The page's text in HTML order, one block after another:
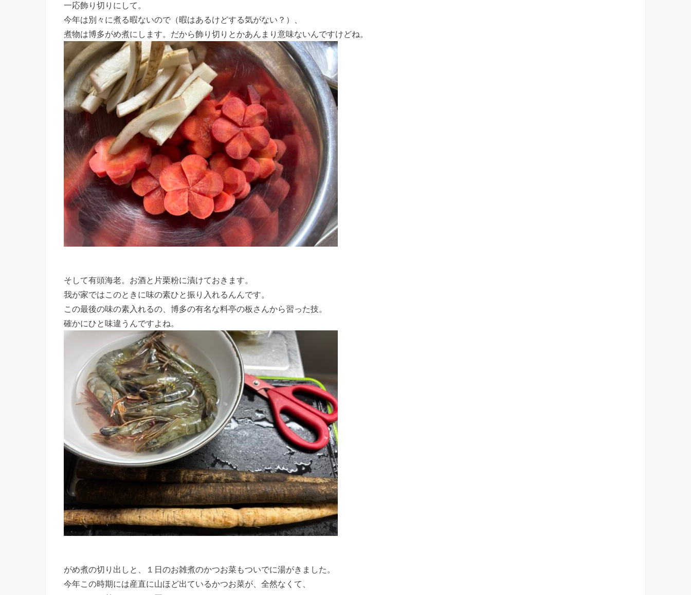
一応飾り切りにして。
今年は別々に煮る暇ないので（暇はあるけどする気がない？）、
煮物は博多がめ煮にします。だから飾り切りとかあんまり意味ないんですけどね。
そして有頭海老。お酒と片栗粉に漬けておきます。
我が家ではこのときに味の素ひと振り入れるんんです。
この最後の味の素入れるの、博多の有名な料亭の板さんから習った技。
確かにひと味違うんですよね。
がめ煮の切り出しと、１日のお雑煮のかつお菜もついでに湯がきました。
今年この時期には産直に山ほど出ているかつお菜が、全然なくて、